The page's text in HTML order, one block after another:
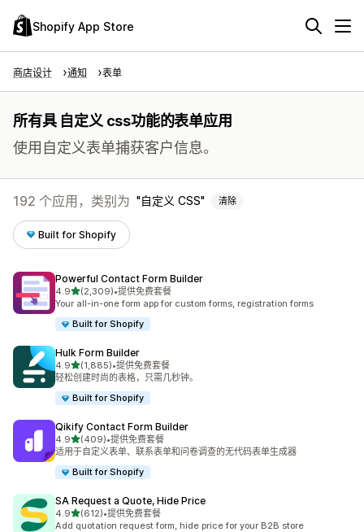
Shopify App Store
商店设计 通知 表单
所有具 自定义 css功能的表单应用
使用自定义表单捕获客户信息。
192 个应用，类别为 自定义 CSS 清除
Built for Shopify
Powerful Contact Form Builder
4.9星（满分 5 星）
(2,309)
总共 2309 条评论
•提供免费套餐
Your all-in-one form app for custom forms, registration forms
Built for Shopify
Hulk Form Builder
4.9星（满分 5 星）
(1,885)
总共 1885 条评论
•提供免费套餐
轻松创建时尚的表格，只需几秒钟。
Built for Shopify
Qikify Contact Form Builder
4.9星（满分 5 星）
(409)
总共 409 条评论
•提供免费套餐
适用于自定义表单、联系表单和问卷调查的无代码表单生成器
Built for Shopify
SA Request a Quote, Hide Price
4.9星（满分 5 星）
(612)
总共 612 条评论
•提供免费套餐
Add quotation request form, hide price for your B2B store